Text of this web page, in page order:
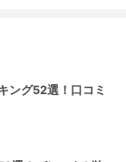
ング52選！口コミ